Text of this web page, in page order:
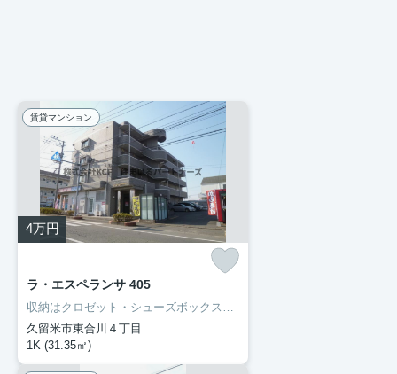
賃貸マンション
4万円
ラ・エスペランサ 405
収納はクロゼット・シューズボックスなど豊富なので、広々と空間を利用することも可能です。洗面化粧台を採用しているので、歯ブラシやドライヤーなどをまとめて収納できます。セキュリティ面は、TVインターホン・オートロックなどを設置しているので安全面でも優れております。当社では久大本線久留米大学前周辺の賃貸情報を数多く取り扱っております。引っ越しを検討しているなら、お気軽にご連絡ください。
久留米市東合川４丁目
1K (31.35㎡)